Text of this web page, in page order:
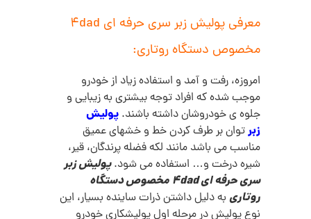
معرفی پولیش زبر سری حرفه ای 4dad
مخصوص دستگاه روتاری:
امروزه، رفت و آمد و استفاده زیاد از خودرو
موجب شده که افراد توجه بیشتری به زیبایی و
جلوه ی خودروشان داشته باشند. پولیش
زبرتوان بر طرف کردن خط و خشهای عمیق
مناسب می باشد مانند لکه فضله پرندگان، قیر،
شیره درخت و… استفاده می شود.پولیش زبر
سری حرفه ای 4dad مخصوص دستگاه
روتاریبه دلیل داشتن ذرات ساینده بسیار، این
نوع پولیش در مرحله اول پولیشکاری خودرو